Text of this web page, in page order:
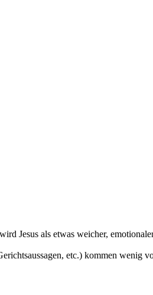
Jesus als etwas weicher,
etc.) kommen wenig